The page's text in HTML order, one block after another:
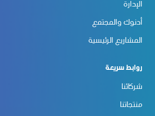
الإدارة
أدنوك والمجتمع
المشاريع الرئيسية
روابط سريعة
شركائنا
منتجاتنا